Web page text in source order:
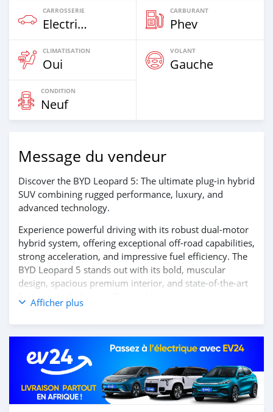
CARROSSERIE
Electric EV
CARBURANT
Phev
CLIMATISATION
Oui
VOLANT
Gauche
CONDITION
Neuf
Message du vendeur
Discover the BYD Leopard 5: The ultimate plug-in hybrid
SUV combining rugged performance, luxury, and
advanced technology.
Experience powerful driving with its robust dual-motor
hybrid system, offering exceptional off-road capabilities,
strong acceleration, and impressive fuel efficiency. The
BYD Leopard 5 stands out with its bold, muscular
design, spacious premium interior, and state-of-the-art
features, including intelligent driver-assistance systems
and a cutting-edge infotainment suite.
Afficher plus